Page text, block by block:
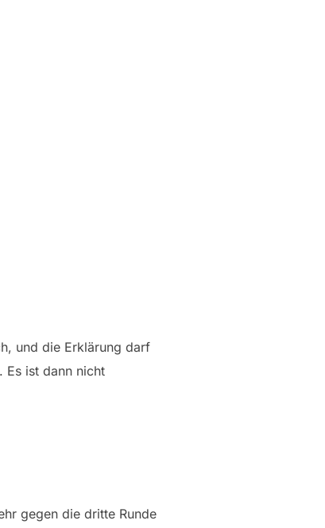
und die Erklärung darf
Es ist dann nicht
gegen die dritte Runde